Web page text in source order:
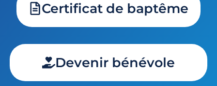
Certificat de baptême
Devenir bénévole